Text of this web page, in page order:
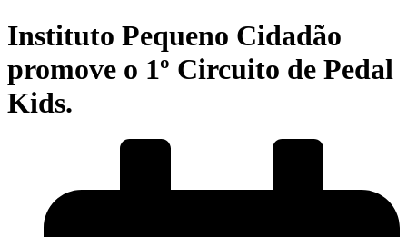
Instituto Pequeno Cidadão
promove o 1º Circuito de Pedal
Kids.